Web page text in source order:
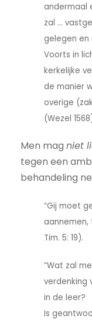
andermaal
zal ...
gelegen en
Voorts in
kerkelijke
de manier
overige
(Wezel
Men mag niet
tegen een
behandeling
“Gij moet
aannemen,
Tim. 5: 19).
“Wat zal
verdenking
in de leer?
Is